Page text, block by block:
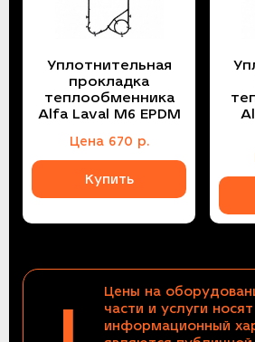
Уплотнительная
прокладка
теплообменника
Alfa Laval M6 EPDM
Цена 670 р.
Купить
Цены на
части и услуги носят
информационный